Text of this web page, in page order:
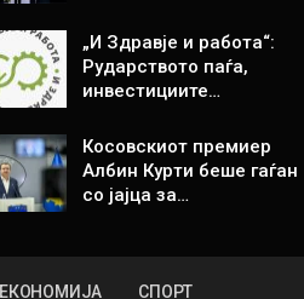
„И Здравје и работа“:
Рударството паѓа,
инвестициите…
Косовскиот премиер
Албин Курти беше гаѓан
со јајца за…
ЕКОНОМИЈА СПОРТ